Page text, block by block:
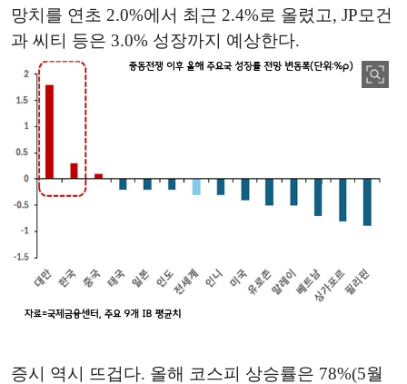
망치를 연초 2.0%에서 최근 2.4%로 올렸고, JP모건
과 씨티 등은 3.0% 성장까지 예상한다.
증시 역시 뜨겁다. 올해 코스피 상승률은 78%(5월